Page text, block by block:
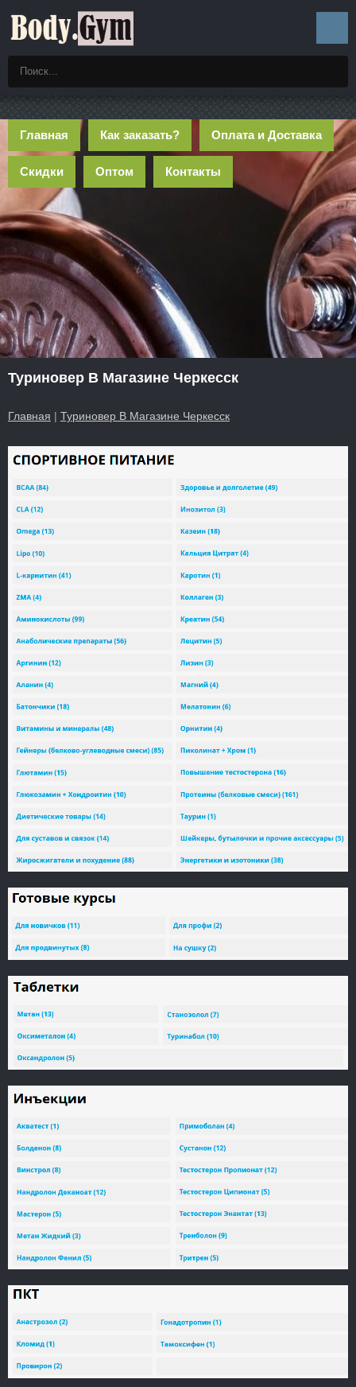
Главная Как заказать? Оплата и Доставка
Скидки Оптом Контакты
Туриновер В Магазине Черкесск
Главная | Туриновер В Магазине Черкесск